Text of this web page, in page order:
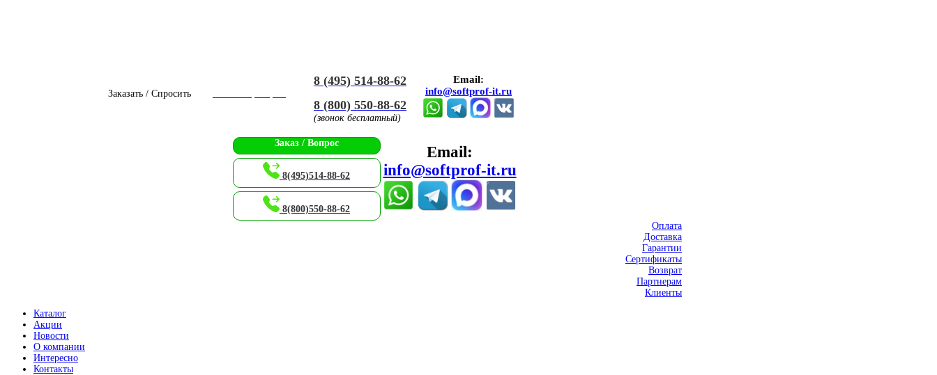
Заказать / Спросить
8 (495) 514-88-62
8 (800) 550-88-62
(звонок бесплатный)
Email:
info@softprof-it.ru
Заказ / Вопрос
8(495)514-88-62
8(800)550-88-62
Email:
info@softprof-it.ru
Оплата
Доставка
Гарантии
Сертификаты
Возврат
Партнерам
Клиенты
Каталог
Акции
Новости
О компании
Интересно
Контакты